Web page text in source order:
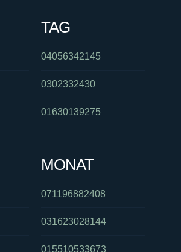
TAG
04056342145
0302332430
01630139275
MONAT
071196882408
031623028144
015510533673